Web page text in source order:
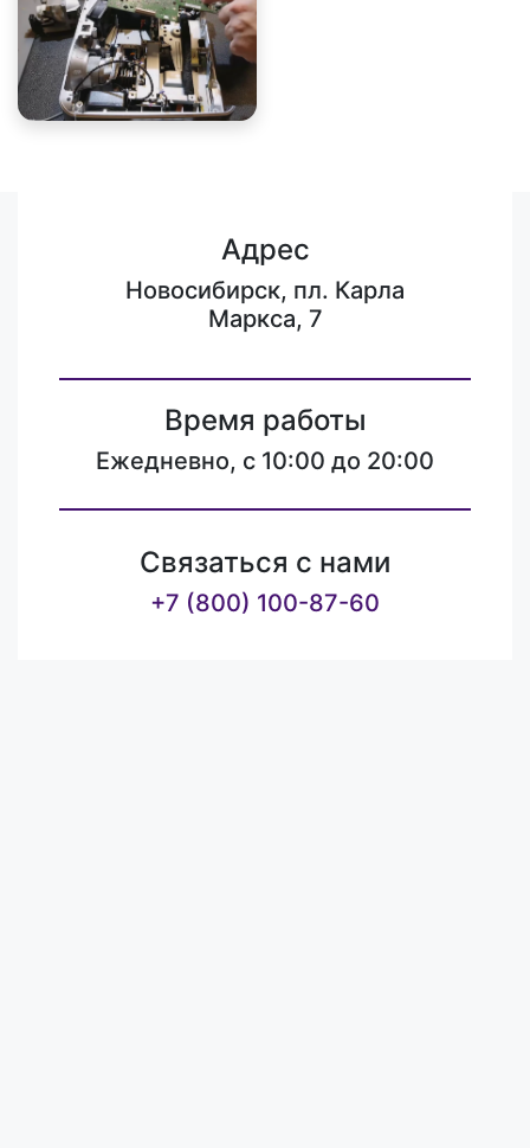
Адрес
Новосибирск, пл. Карла
Маркса, 7
Время работы
Ежедневно, с 10:00 до 20:00
Связаться с нами
+7 (800) 100-87-60